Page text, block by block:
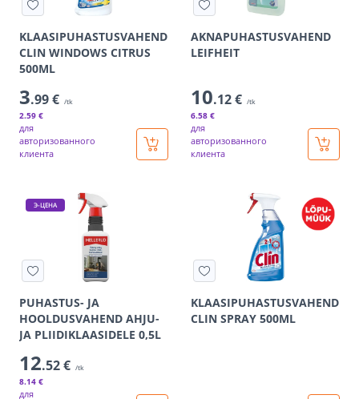
KLAASIPUHASTUSVAHEND
CLIN WINDOWS CITRUS
500ML
3.99 € /tk
2.59 €
для
авторизованного
клиента
AKNAPUHASTUSVAHEND
LEIFHEIT
10.12 € /tk
6.58 €
для
авторизованного
клиента
Э-ЦЕНА
PUHASTUS- JA
HOOLDUSVAHEND AHJU-
JA PLIIDIKLAASIDELE 0,5L
12.52 € /tk
8.14 €
для
KLAASIPUHASTUSVAHEND
CLIN SPRAY 500ML